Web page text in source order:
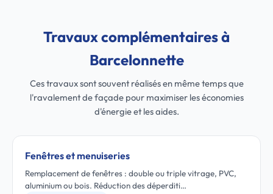
Travaux complémentaires à
Barcelonnette
Ces travaux sont souvent réalisés en même temps que
l'ravalement de façade pour maximiser les économies
d'énergie et les aides.
Fenêtres et menuiseries
Remplacement de fenêtres : double ou triple vitrage, PVC,
aluminium ou bois. Réduction des déperditi…